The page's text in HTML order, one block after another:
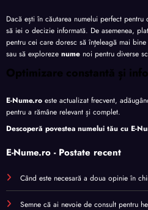
Dacă ești în căutarea numelui perfect pentru
să iei o decizie informată. De asemenea,
pentru cei care doresc să înțeleagă mai
sau să exploreze nume noi pentru diverse
Optimizare constantă și
E-Nume.ro este actualizat frecvent,
pentru a rămâne relevant și complet.
Descoperă povestea numelui tău cu E-
E-Nume.ro - Postate recent
Când este necesară a doua opinie în
Semne că ai nevoie de consult pentru